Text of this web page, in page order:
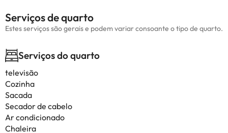
Serviços de quarto
Estes serviços são gerais e podem variar consoante o tipo de quarto.
Serviços do quarto
televisão
Cozinha
Sacada
Secador de cabelo
Ar condicionado
Chaleira